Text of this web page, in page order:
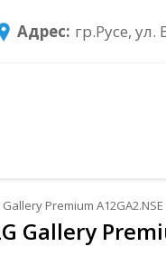
Адрес: гр.Русе,
Premium A12GA2.NSE